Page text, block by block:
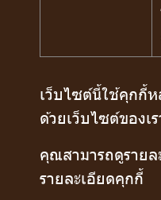
เว็บไซต์นี้ใช้คุกกี้
ด้วยเว็บไซต์ของเร
คุณสามารถดูราย
รายละเอียดคุกกี้